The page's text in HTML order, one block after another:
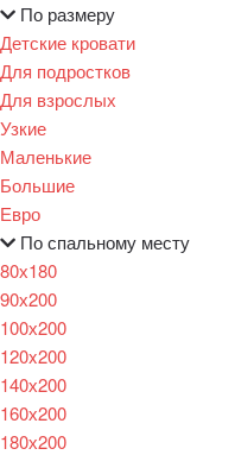
По размеру
Детские кровати
Для подростков
Для взрослых
Узкие
Маленькие
Большие
Евро
По спальному месту
80х180
90х200
100х200
120x200
140х200
160х200
180х200